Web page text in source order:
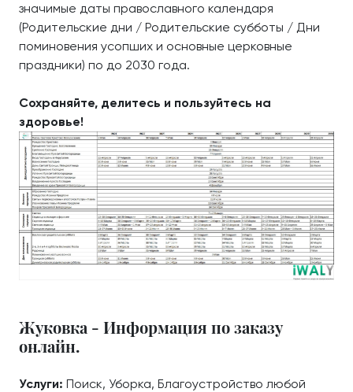
значимые даты православного календаря
(Родительские дни / Родительские субботы / Дни
поминовения усопших и основные церковные
праздники) по до 2030 года.
Сохраняйте, делитесь и пользуйтесь на
здоровье!
Жуковка - Информация по заказу
онлайн.
Услуги: Поиск, Уборка, Благоустройство любой